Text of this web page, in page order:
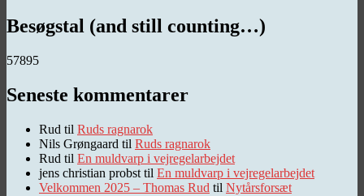
Besøgstal (and still counting…)
57895
Seneste kommentarer
Rud til Ruds ragnarok
Nils Grøngaard til Ruds ragnarok
Rud til En muldvarp i vejregelarbejdet
jens christian probst til En muldvarp i vejregelarbejdet
Velkommen 2025 – Thomas Rud til Nytårsforsæt